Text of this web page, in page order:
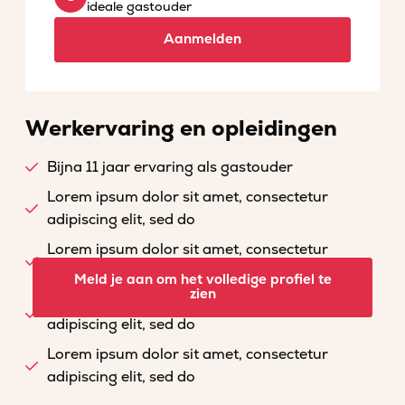
ideale gastouder
Aanmelden
Werkervaring en opleidingen
Bijna 11 jaar ervaring als gastouder
Lorem ipsum dolor sit amet, consectetur
adipiscing elit, sed do
Lorem ipsum dolor sit amet, consectetur
adipiscing elit, sed do
Lorem ipsum dolor sit amet, consectetur
adipiscing elit, sed do
Lorem ipsum dolor sit amet, consectetur
adipiscing elit, sed do
Meld je aan om het volledige profiel te
zien